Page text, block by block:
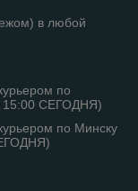
в любой
по
15:00 СЕГОДНЯ)
по Минску